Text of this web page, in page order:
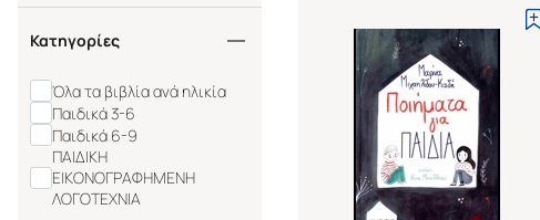
Κατηγορίες
Όλα τα βιβλία ανά ηλικία
Παιδικά 3-6
Παιδικά 6-9
ΠΑΙΔΙΚΗ
ΕΙΚΟΝΟΓΡΑΦΗΜΕΝΗ
ΛΟΓΟΤΕΧΝΙΑ